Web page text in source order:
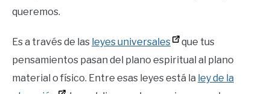
queremos.
Es a través de las leyes universales
que tus
pensamientos pasan del plano espiritual al plano
material o físico. Entre esas leyes está la ley de la